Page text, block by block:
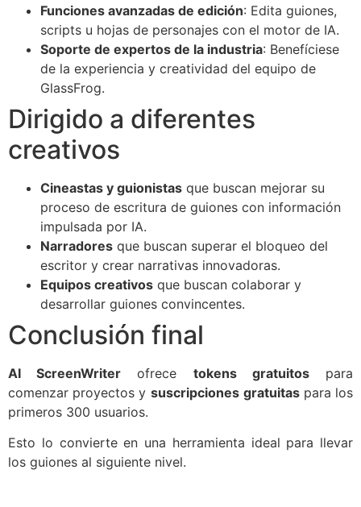
Funciones avanzadas de edición: Edita guiones,
scripts u hojas de personajes con el motor de IA.
Soporte de expertos de la industria: Benefíciese
de la experiencia y creatividad del equipo de
GlassFrog.
Dirigido a diferentes
creativos
Cineastas y guionistas que buscan mejorar su
proceso de escritura de guiones con información
impulsada por IA.
Narradores que buscan superar el bloqueo del
escritor y crear narrativas innovadoras.
Equipos creativos que buscan colaborar y
desarrollar guiones convincentes.
Conclusión final
AI ScreenWriter ofrece tokens gratuitospara
comenzar proyectos y suscripciones gratuitaspara los
primeros 300 usuarios.
Esto lo convierte en una herramienta ideal para llevar
los guiones al siguiente nivel.